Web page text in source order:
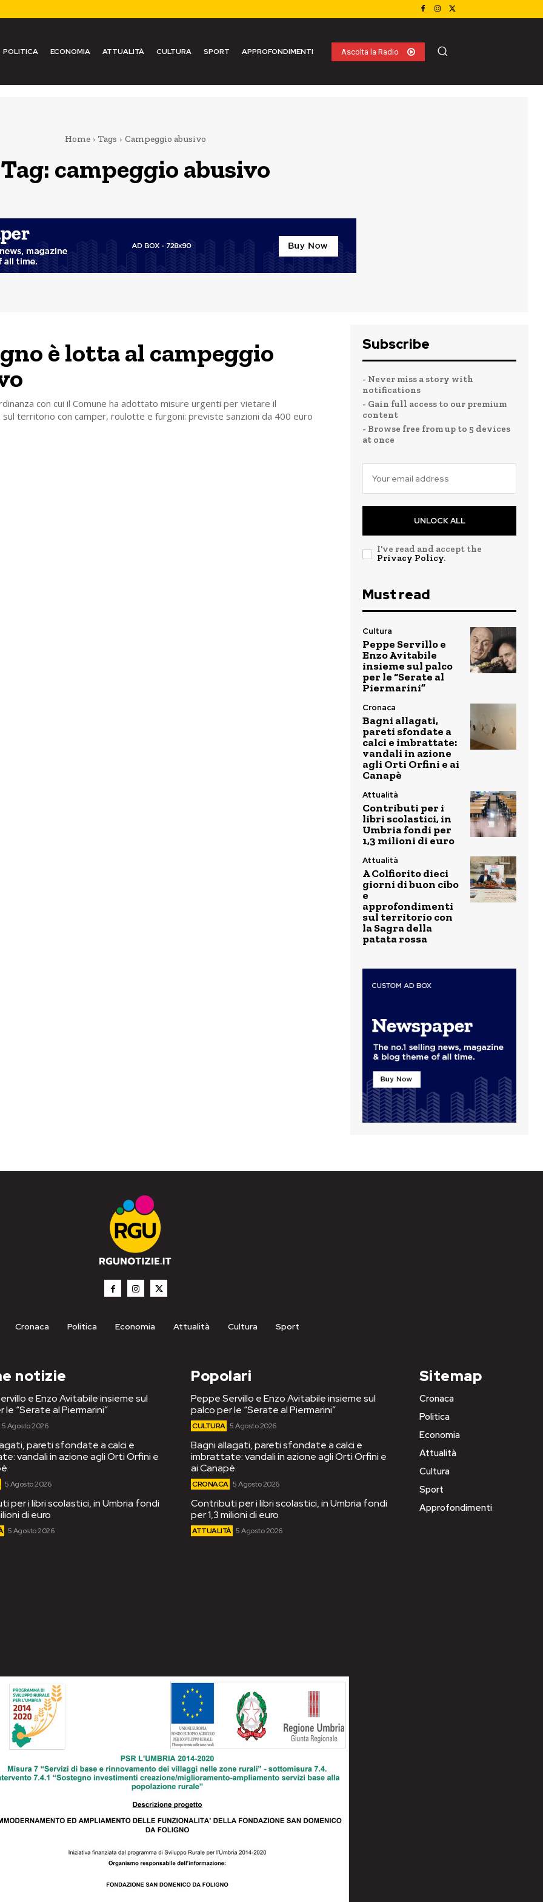
POLITICA ECONOMIA ATTUALITÀ CULTURA SPORT APPROFONDIMENTI Ascolta la Radio
Home Tags Campeggio abusivo
Tag: campeggio abusivo
è lotta al campeggio
con cui il Comune ha adottato misure urgenti per vietare il
territorio con camper, roulotte e furgoni: previste sanzioni da 400 euro
Subscribe
- Never miss a story with
notifications
- Gain full access to our premium
content
- Browse free from up to 5 devices
at once
UNLOCK ALL
I've read and accept the
Privacy Policy.
Must read
Cultura
Peppe Servillo e
Enzo Avitabile
insieme sul palco
per le “Serate al
Piermarini”
Cronaca
Bagni allagati,
pareti sfondate a
calci e imbrattate:
vandali in azione
agli Orti Orfini e ai
Canapè
Attualità
Contributi per i
libri scolastici, in
Umbria fondi per
1,3 milioni di euro
Attualità
A Colfiorito dieci
giorni di buon cibo
e
approfondimenti
sul territorio con
la Sagra della
patata rossa
Cronaca Politica Economia Attualità Cultura Sport
notizie
e Enzo Avitabile insieme sul
le “Serate al Piermarini”
5 Agosto 2026
pareti sfondate a calci e
vandali in azione agli Orti Orfini e
5 Agosto 2026
per i libri scolastici, in Umbria fondi
di euro
5 Agosto 2026
Popolari
Peppe Servillo e Enzo Avitabile insieme sul
palco per le “Serate al Piermarini”
CULTURA 5 Agosto 2026
Bagni allagati, pareti sfondate a calci e
imbrattate: vandali in azione agli Orti Orfini e
ai Canapè
CRONACA 5 Agosto 2026
Contributi per i libri scolastici, in Umbria fondi
per 1,3 milioni di euro
ATTUALITÀ 5 Agosto 2026
Sitemap
Cronaca
Politica
Economia
Attualità
Cultura
Sport
Approfondimenti